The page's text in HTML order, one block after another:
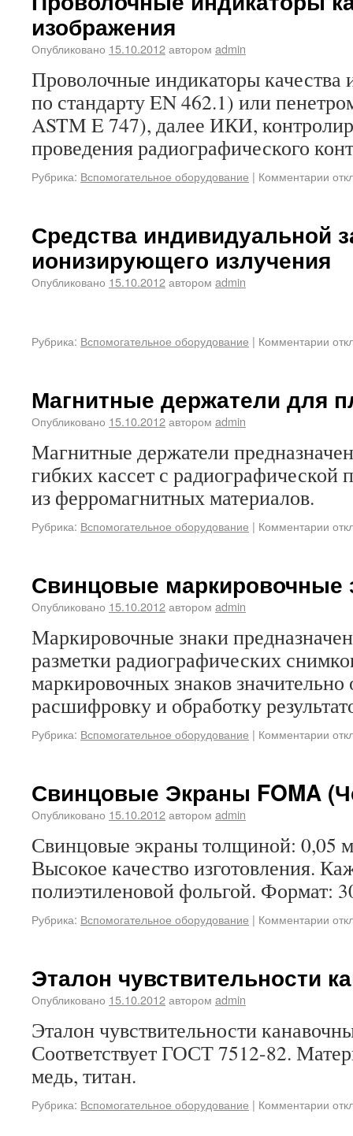
изображения
Опубликовано 15.10.2012автором admin
Проволочные индикаторы качества
по стандарту EN 462.1) или
ASTM E 747), далее ИКИ,
проведения радиографического
Рубрика: Вспомогательное оборудование | Комментарии
Средства индивидуальной
ионизирующего излучения
Опубликовано 15.10.2012автором admin
Рубрика: Вспомогательное оборудование | Комментарии
Магнитные держатели для
Опубликовано 15.10.2012автором admin
Магнитные держатели
гибких кассет с радиографической
из ферромагнитных материалов.
Рубрика: Вспомогательное оборудование | Комментарии
Свинцовые маркировочные
Опубликовано 15.10.2012автором admin
Маркировочные знаки
разметки радиографических
маркировочных знаков значительно
расшифровку и обработку
Рубрика: Вспомогательное оборудование | Комментарии
Свинцовые Экраны FOMA
Опубликовано 15.10.2012автором admin
Свинцовые экраны толщиной: 0,05
Высокое качество изготовления.
полиэтиленовой фольгой. Формат:
Рубрика: Вспомогательное оборудование | Комментарии
Эталон чувствительности
Опубликовано 15.10.2012автором admin
Эталон чувствительности
Соответствует ГОСТ 7512-82.
медь, титан.
Рубрика: Вспомогательное оборудование | Комментарии